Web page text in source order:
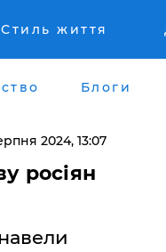
Стиль життя
Блоги
2024, 13:07
росіян